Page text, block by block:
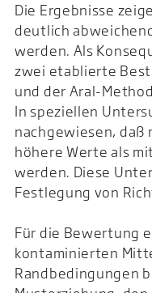
Die Ergebnisse
deutlich
werden. Als
zwei etablierte
und der Aral-
In speziellen
nachgewiesen, daß
höhere Werte als
werden. Diese
Festlegung von
Für die Bewertung
kontaminierten
Randbedingungen